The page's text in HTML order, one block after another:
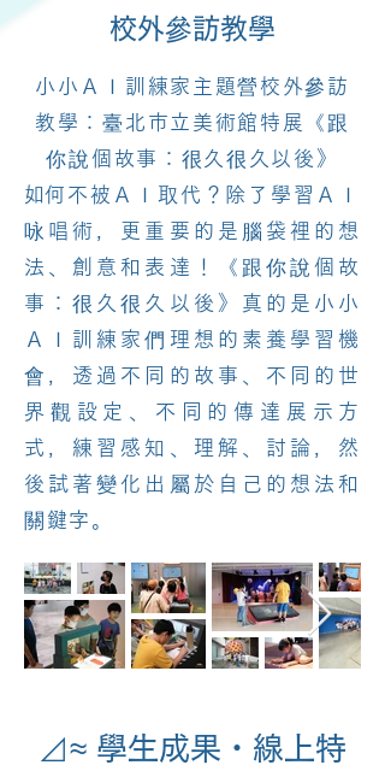
​校外參訪教學
小小ＡＩ訓練家主題營校外參訪
教學：臺北市立美術館特展《跟
你說個故事：很久很久以後》
​如何不被ＡＩ取代？除了學習ＡＩ
咏唱術，更重要的是腦袋裡的想
法、創意和表達！
《跟你說個故
事：很久很久以後》真的是小小
ＡＩ訓練家們理想的素養學習機
會，透過不同的故事、不同的世
界觀設定、不同的傳達展示方
式，練習感知、理解、討論，然
後試著變化出屬於自己的想法和
關鍵字。
⊿≈ 學生成果・線上特